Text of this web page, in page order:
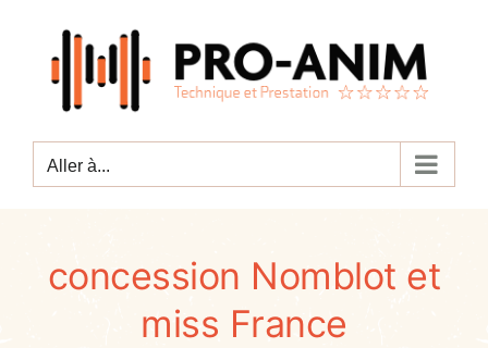
contenu
Aller à...
concession Nomblot et
miss France